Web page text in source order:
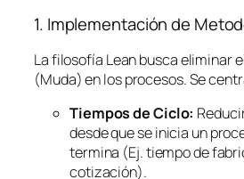
1. Implementación de
La filosofía Leanbusca eliminar
(Muda) en los procesos. Se
Tiempos de Ciclo:
desde que se inicia un
termina (Ej. tiempo de
cotización).